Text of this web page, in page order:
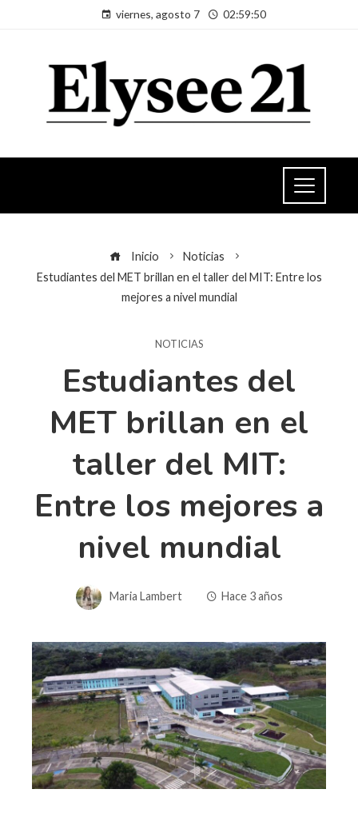
viernes, agosto 7 02:59:50
Inicio
Noticias
Estudiantes del MET brillan en el taller del MIT: Entre los
mejores a nivel mundial
NOTICIAS
Estudiantes del
MET brillan en el
taller del MIT:
Entre los mejores a
nivel mundial
Maria Lambert Hace 3 años